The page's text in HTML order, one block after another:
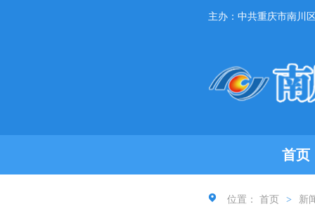
主办：中共重庆市南川
首页
位置： 首页 > 新